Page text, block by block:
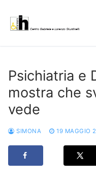
contenuto
Psichiatria e
mostra che
vede
SIMONA 19 MAGGIO